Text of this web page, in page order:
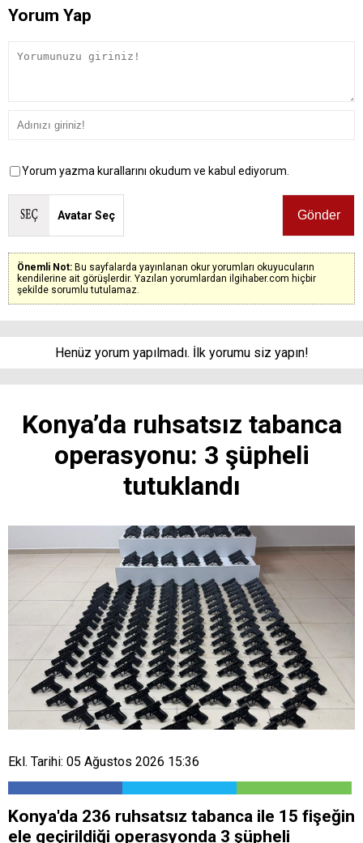
Yorum Yap
Yorum yazma kurallarını okudum ve kabul ediyorum.
Avatar Seç
Önemli Not: Bu sayfalarda yayınlanan okur yorumları okuyucuların
kendilerine ait görüşlerdir. Yazılan yorumlardan ilgihaber.com hiçbir
şekilde sorumlu tutulamaz.
Henüz yorum yapılmadı. İlk yorumu siz yapın!
Konya’da ruhsatsız tabanca
operasyonu: 3 şüpheli
tutuklandı
Ekl. Tarihi: 05 Ağustos 2026 15:36
Konya'da 236 ruhsatsız tabanca ile 15 fişeğin
ele geçirildiği operasyonda 3 şüpheli